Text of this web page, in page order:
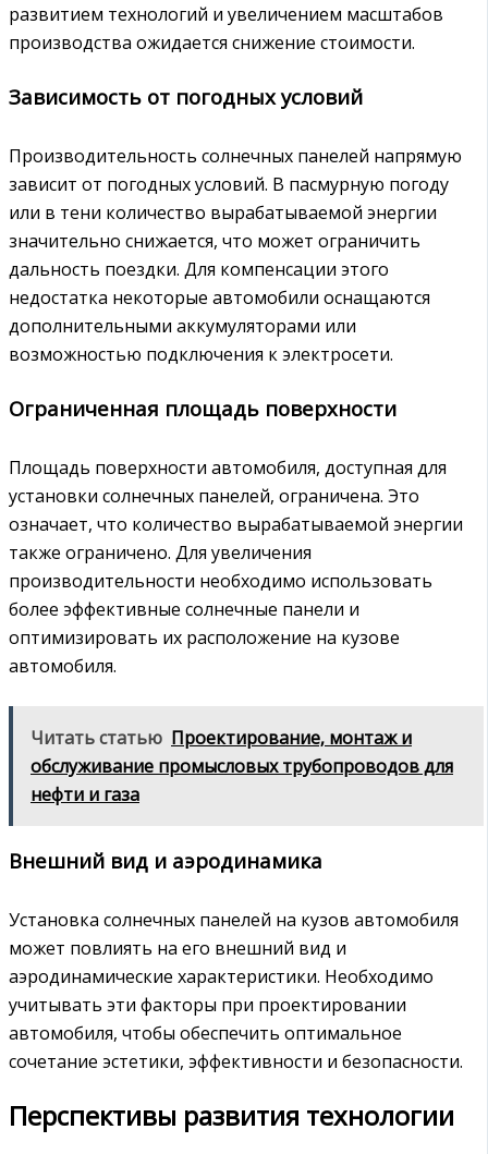
развитием технологий и увеличением масштабов
производства ожидается снижение стоимости.
Зависимость от погодных условий
Производительность солнечных панелей напрямую
зависит от погодных условий. В пасмурную погоду
или в тени количество вырабатываемой энергии
значительно снижается, что может ограничить
дальность поездки. Для компенсации этого
недостатка некоторые автомобили оснащаются
дополнительными аккумуляторами или
возможностью подключения к электросети.
Ограниченная площадь поверхности
Площадь поверхности автомобиля, доступная для
установки солнечных панелей, ограничена. Это
означает, что количество вырабатываемой энергии
также ограничено. Для увеличения
производительности необходимо использовать
более эффективные солнечные панели и
оптимизировать их расположение на кузове
автомобиля.
Читать статью Проектирование‚ монтаж и
обслуживание промысловых трубопроводов для
нефти и газа
Внешний вид и аэродинамика
Установка солнечных панелей на кузов автомобиля
может повлиять на его внешний вид и
аэродинамические характеристики. Необходимо
учитывать эти факторы при проектировании
автомобиля, чтобы обеспечить оптимальное
сочетание эстетики, эффективности и безопасности.
Перспективы развития технологии